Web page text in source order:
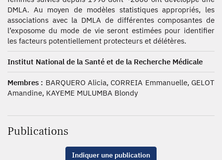
DMLA. Au moyen de modèles statistiques appropriés, les
associations avec la DMLA de différentes composantes de
l’exposome du mode de vie seront estimées pour identifier
les facteurs potentiellement protecteurs et délétères.
Institut National de la Santé et de la Recherche Médicale
Membres : BARQUERO Alicia, CORREIA Emmanuelle, GELOT
Amandine, KAYEME MULUMBA Blondy
Publications
Indiquer une publication